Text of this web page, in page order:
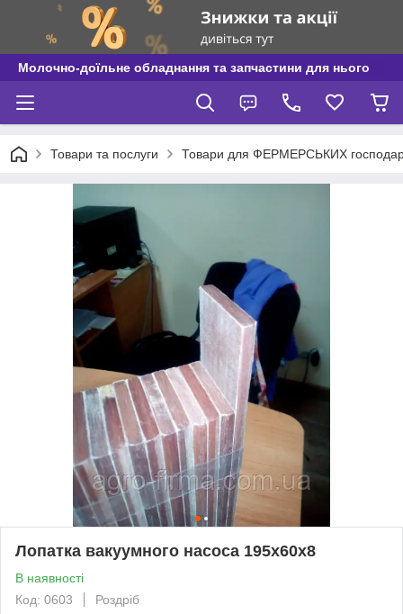
Молочно-доїльне обладнання та запчастини для нього
Товари та послуги Товари для ФЕРМЕРСЬКИХ
Лопатка вакуумного насоса 195х60х8
В наявності
Код: 0603
Роздріб